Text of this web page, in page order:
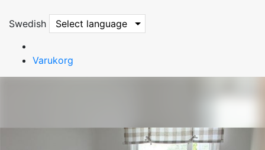
Swedish Select language
Varukorg